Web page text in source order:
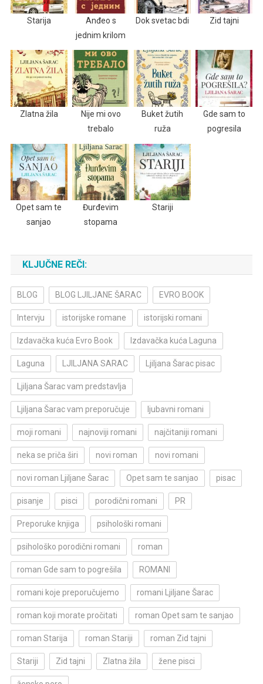
Starija
Anđeo s
jednim krilom
Dok svetac bdi Zid tajni
Zlatna žila
Nije mi ovo
trebalo
Buket žutih
ruža
Gde sam to
pogresila
Opet sam te
sanjao
Đurđevim
stopama
Stariji
KLJUČNE REČI:
BLOG BLOG LJILJANE ŠARAC EVRO BOOK
Intervju istorijske romane istorijski romani
Izdavačka kuća Evro Book Izdavačka kuća Laguna
Laguna LJILJANA SARAC Ljiljana Šarac pisac
Ljiljana Šarac vam predstavlja
Ljiljana Šarac vam preporučuje ljubavni romani
moji romani najnoviji romani najčitaniji romani
neka se priča širi novi roman novi romani
novi roman Ljiljane Šarac Opet sam te sanjao pisac
pisanje pisci porodični romani PR
Preporuke knjiga psihološki romani
psihološko porodični romani roman
roman Gde sam to pogrešila ROMANI
romani koje preporučujemo romani Ljiljane Šarac
roman koji morate pročitati roman Opet sam te sanjao
roman Starija roman Stariji roman Zid tajni
Stariji Zid tajni Zlatna žila žene pisci